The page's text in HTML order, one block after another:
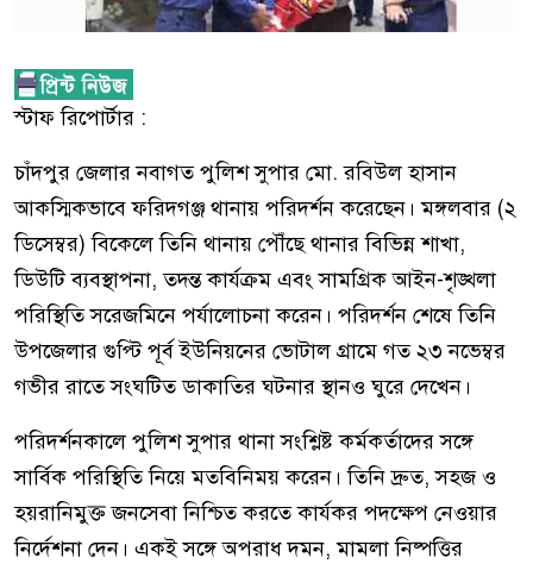
স্টাফ রিপোর্টার :
চাঁদপুর জেলার নবাগত পুলিশ সুপার মো. রবিউল হাসান
আকস্মিকভাবে ফরিদগঞ্জ থানায় পরিদর্শন করেছেন। মঙ্গলবার (২
ডিসেম্বর) বিকেলে তিনি থানায় পৌঁছে থানার বিভিন্ন শাখা,
ডিউটি ব্যবস্থাপনা, তদন্ত কার্যক্রম এবং সামগ্রিক আইন-শৃঙ্খলা
পরিস্থিতি সরেজমিনে পর্যালোচনা করেন। পরিদর্শন শেষে তিনি
উপজেলার গুপ্টি পূর্ব ইউনিয়নের ভোটাল গ্রামে গত ২৩ নভেম্বর
গভীর রাতে সংঘটিত ডাকাতির ঘটনার স্থানও ঘুরে দেখেন।
পরিদর্শনকালে পুলিশ সুপার থানা সংশ্লিষ্ট কর্মকর্তাদের সঙ্গে
সার্বিক পরিস্থিতি নিয়ে মতবিনিময় করেন। তিনি দ্রুত, সহজ ও
হয়রানিমুক্ত জনসেবা নিশ্চিত করতে কার্যকর পদক্ষেপ নেওয়ার
নির্দেশনা দেন। একই সঙ্গে অপরাধ দমন, মামলা নিষ্পত্তির